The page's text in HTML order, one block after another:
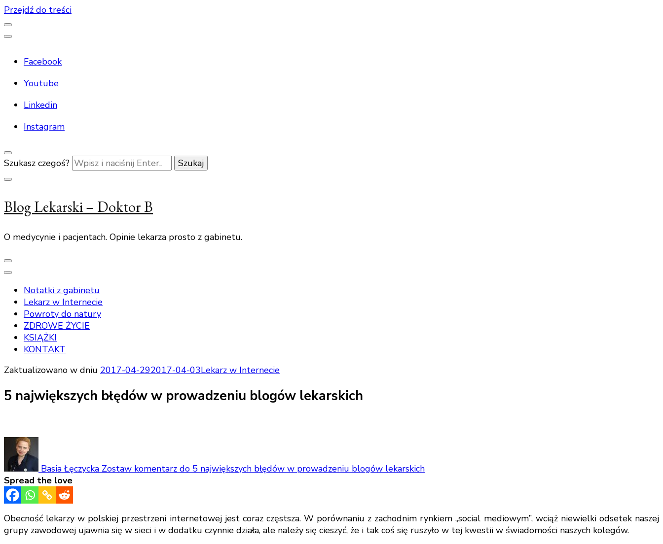
Przejdź do treści
Facebook
Youtube
Linkedin
Instagram
Szukasz czegoś?
Blog Lekarski – Doktor B
O medycynie i pacjentach. Opinie lekarza prosto z gabinetu.
Notatki z gabinetu
Lekarz w Internecie
Powroty do natury
ZDROWE ŻYCIE
KSIĄŻKI
KONTAKT
Zaktualizowano w dniu 2017-04-292017-04-03Lekarz w Internecie
5 największych błędów w prowadzeniu blogów lekarskich
Basia Łęczycka Zostaw komentarz do 5 największych błędów w prowadzeniu blogów lekarskich
Spread the love
Obecność lekarzy w polskiej przestrzeni internetowej jest coraz częstsza. W porównaniu z zachodnim rynkiem „social mediowym”, wciąż niewielki odsetek naszej
grupy zawodowej ujawnia się w sieci i w dodatku czynnie działa, ale należy się cieszyć, że i tak coś się ruszyło w tej kwestii w świadomości naszych kolegów.